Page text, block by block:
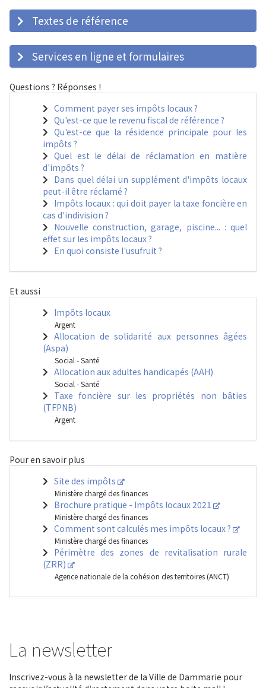
Textes de référence
Services en ligne et formulaires
Questions ? Réponses !
Comment payer ses impôts locaux ?
Qu'est-ce que le revenu fiscal de référence ?
Qu'est-ce que la résidence principale pour les
impôts ?
Quel est le délai de réclamation en matière
d'impôts ?
Dans quel délai un supplément d'impôts locaux
peut-il être réclamé ?
Impôts locaux : qui doit payer la taxe foncière en
cas d'indivision ?
Nouvelle construction, garage, piscine... : quel
effet sur les impôts locaux ?
En quoi consiste l'usufruit ?
Et aussi
Impôts locaux
Argent
Allocation de solidarité aux personnes âgées
(Aspa)
Social - Santé
Allocation aux adultes handicapés (AAH)
Social - Santé
Taxe foncière sur les propriétés non bâties
(TFPNB)
Argent
Pour en savoir plus
Site des impôts
Ministère chargé des finances
Brochure pratique - Impôts locaux 2021
Ministère chargé des finances
Comment sont calculés mes impôts locaux ?
Ministère chargé des finances
Périmètre des zones de revitalisation rurale
(ZRR)
Agence nationale de la cohésion des territoires (ANCT)
La newsletter
Inscrivez-vous à la newsletter de la Ville de Dammarie pour